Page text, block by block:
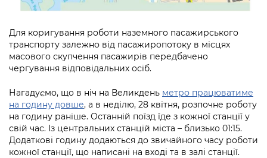
Для коригування роботи наземного пасажирського
транспорту залежно від пасажиропотоку в місцях
масового скупчення пасажирів передбачено
чергування відповідальних осіб.
Нагадуємо, що в ніч на Великдень метро працюватиме
на годину довше, а в неділю, 28 квітня, розпочне роботу
на годину раніше. Останній поїзд їде з кожної станції у
свій час. Із центральних станцій міста – близько 01:15.
Додаткові годину додаються до звичайного часу роботи
кожної станції, що написані на вході та в залі станції.